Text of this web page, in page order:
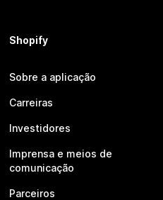
Shopify
Sobre a aplicação
Carreiras
Investidores
Imprensa e meios de
comunicação
Parceiros